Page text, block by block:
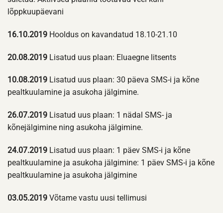
lõppkuupäevani
16.10.2019 Hooldus on kavandatud 18.10-21.10
20.08.2019 Lisatud uus plaan: Eluaegne litsents
10.08.2019 Lisatud uus plaan: 30 päeva SMS-i ja kõne
pealtkuulamine ja asukoha jälgimine.
26.07.2019 Lisatud uus plaan: 1 nädal SMS- ja
kõnejälgimine ning asukoha jälgimine.
24.07.2019 Lisatud uus plaan: 1 päev SMS-i ja kõne
pealtkuulamine ja asukoha jälgimine: 1 päev SMS-i ja kõne
pealtkuulamine ja asukoha jälgimine
03.05.2019 Võtame vastu uusi tellimusi